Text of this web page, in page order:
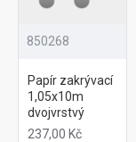
850268
Papír zakrývací
1,05x10m
dvojvrstvý
237,00 Kč